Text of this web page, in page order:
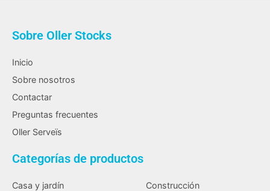
Sobre Oller Stocks
Inicio
Sobre nosotros
Contactar
Preguntas frecuentes
Oller Serveïs
Categorías de productos
Casa y jardín
Construcción